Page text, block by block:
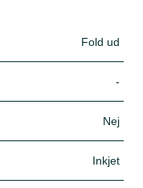
Fold ud
-
Nej
Inkjet